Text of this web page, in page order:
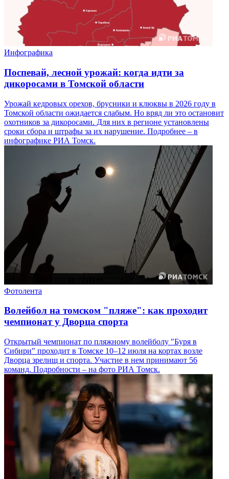
Инфографика
Поспевай, лесной урожай: когда идти за
дикоросами в Томской области
Урожай кедровых орехов, брусники и клюквы в 2026 году в
Томской области ожидается слабым. Но вряд ли это остановит
охотников за дикоросами. Для них в регионе установлены
сроки сбора и штрафы за их нарушение. Подробнее – в
инфографике РИА Томск.
Фотолента
Волейбол на томском "пляже": как проходит
чемпионат у Дворца спорта
Открытый чемпионат по пляжному волейболу "Буря в
Сибири" проходит в Томске 10–12 июля на кортах возле
Дворца зрелищ и спорта. Участие в нем принимают 56
команд. Подробности – на фото РИА Томск.